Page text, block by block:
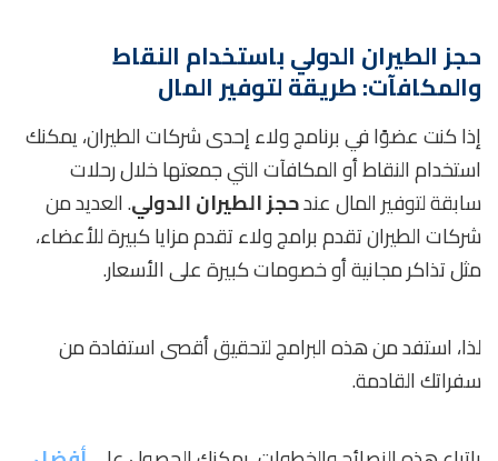
حجز الطيران الدولي باستخدام النقاط
والمكافآت: طريقة لتوفير المال
إذا كنت عضوًا في برنامج ولاء إحدى شركات الطيران، يمكنك
استخدام النقاط أو المكافآت التي جمعتها خلال رحلات
سابقة لتوفير المال عندحجز الطيران الدولي. العديد من
شركات الطيران تقدم برامج ولاء تقدم مزايا كبيرة للأعضاء،
مثل تذاكر مجانية أو خصومات كبيرة على الأسعار.
لذا، استفد من هذه البرامج لتحقيق أقصى استفادة من
سفراتك القادمة.